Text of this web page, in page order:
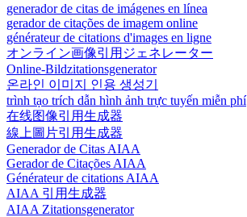
generador de citas de imágenes en línea
gerador de citações de imagem online
générateur de citations d'images en ligne
オンライン画像引用ジェネレーター
Online-Bildzitationsgenerator
온라인 이미지 인용 생성기
trình tạo trích dẫn hình ảnh trực tuyến miễn phí
在线图像引用生成器
線上圖片引用生成器
Generador de Citas AIAA
Gerador de Citações AIAA
Générateur de citations AIAA
AIAA 引用生成器
AIAA Zitationsgenerator